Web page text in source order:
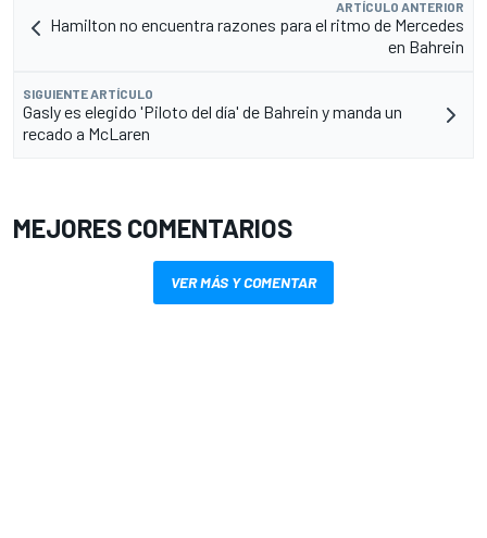
ARTÍCULO ANTERIOR
Hamilton no encuentra razones para el ritmo de Mercedes
en Bahrein
SIGUIENTE ARTÍCULO
Gasly es elegido 'Piloto del día' de Bahrein y manda un
recado a McLaren
MEJORES COMENTARIOS
VER MÁS Y COMENTAR